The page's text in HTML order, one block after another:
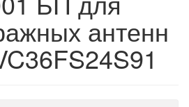
антенн